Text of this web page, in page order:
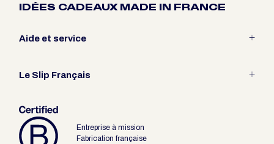
IDÉES CADEAUX MADE IN FRANCE
Aide et service
Guide des tailles
Le Slip Français
Le pari du Slip
Outils revendeursEntreprise à mission
Fabrication française